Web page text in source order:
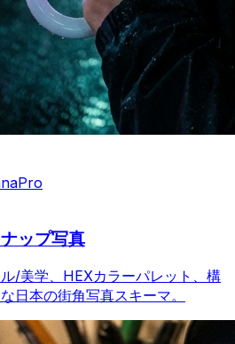
ップ写真
/美学、HEXカラーパレット、構
日本の街角写真スキーマ。